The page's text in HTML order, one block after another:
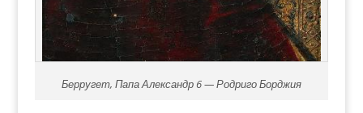
Берругет, Папа Александр 6 — Родриго Борджия